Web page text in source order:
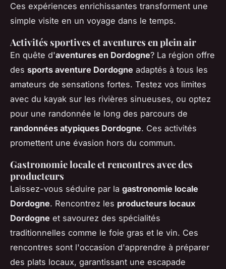
Ces expériences enrichissantes transforment une
simple visite en un voyage dans le temps.
Activités sportives et aventures en plein air
En quête d'aventures en Dordogne? La région offre
des sports aventure Dordogne adaptés à tous les
amateurs de sensations fortes. Testez vos limites
avec du kayak sur les rivières sinueuses, ou optez
pour une randonnée le long des parcours de
randonnées atypiques Dordogne. Ces activités
promettent une évasion hors du commun.
Gastronomie locale et rencontres avec des
producteurs
Laissez-vous séduire par la gastronomie locale
Dordogne. Rencontrez les producteurs locaux
Dordogne et savourez des spécialités
traditionnelles comme le foie gras et le vin. Ces
rencontres sont l'occasion d'apprendre à préparer
des plats locaux, garantissant une escapade